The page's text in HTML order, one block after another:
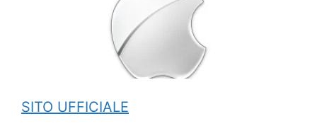
SITO UFFICIALE